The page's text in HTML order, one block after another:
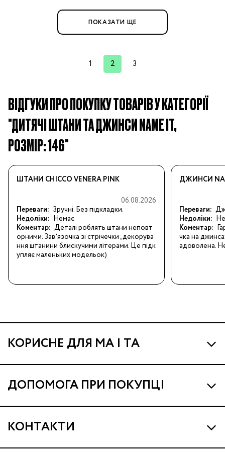
ПОКАЗАТИ ЩЕ
1 2 3
ВІДГУКИ ПРО ПОКУПКУ ТОВАРІВ У КАТЕГОРІЇ
"ДИТЯЧІ ШТАНИ ТА ДЖИНСИ NAME IT,
РОЗМІР: 146"
ШТАНИ CHICCO VENERA PINK
06.08.2026
Переваги: Зручні. Без підкладки.
Недоліки: Немає
Коментар: Деталі роблять штани неповт
орними. Завʼязочка зі стрічечки , декорува
ння штанини блискучими літерами. Це підк
упляє маленьких модельок)
ДЖИНСИ
Переваги:
Недоліки:
Коментар:
чка на
адоволена.
КОРИСНЕ ДЛЯ МА І ТА
Про МА та Маминих Асистентів
Програма Ма Кешбек
Ма Клуб
Подарункові сертифікати
ДОПОМОГА ПРИ ПОКУПЦІ
Наші магазини
Доставка і оплата
КОНТАКТИ